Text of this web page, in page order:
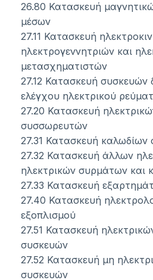
26.80 Κατασκευή
μέσων
27.11 Κατασκευή
ηλεκτρογεννητριών και
μετασχηματιστών
27.12 Κατασκευή συσκευών
ελέγχου ηλεκτρικού
27.20 Κατασκευή
συσσωρευτών
27.31 Κατασκευή καλωδίων
27.32 Κατασκευή άλλων
ηλεκτρικών συρμάτων και
27.33 Κατασκευή
27.40 Κατασκευή
εξοπλισμού
27.51 Κατασκευή
συσκευών
27.52 Κατασκευή μη
συσκευών